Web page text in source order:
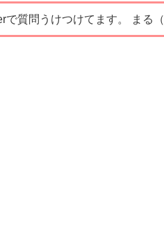
で質問うけつけてます。 まる（